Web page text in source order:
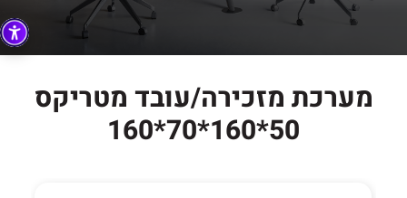
מערכת מזכירה/עובד מטריקס
50*160*70*160